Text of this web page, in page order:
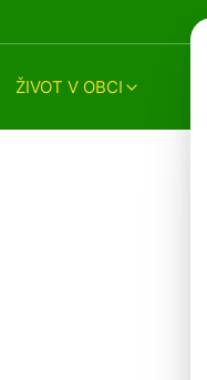
ŽIVOT V OBCI